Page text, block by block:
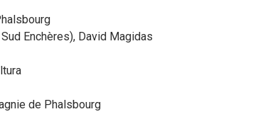
Enchères), David Magidas
de Phalsbourg